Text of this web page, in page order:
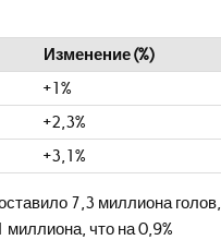
Изменение (%)
+1%
+2,3%
+3,1%
7,3 миллиона голов,
что на 0,9%